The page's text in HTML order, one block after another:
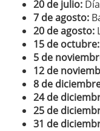
20 de julio:
7 de agosto:
20 de agosto:
15 de octubre:
5 de
12 de
8 de
24 de
25 de
31 de